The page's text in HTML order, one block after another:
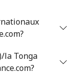
pour ⁦€5⁩
la Tonga